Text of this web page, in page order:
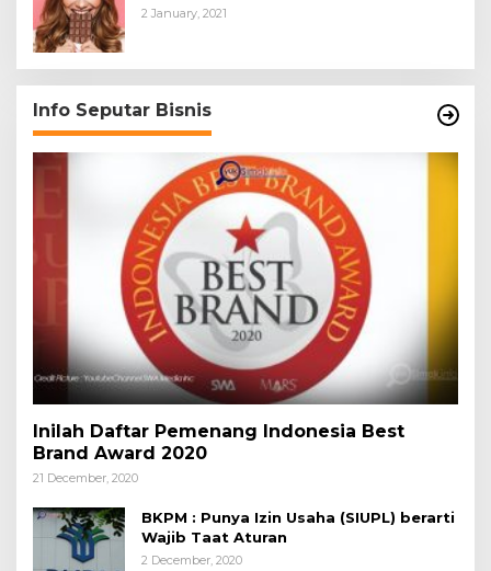
2 January, 2021
Info Seputar Bisnis
Inilah Daftar Pemenang Indonesia Best
Brand Award 2020
21 December, 2020
BKPM : Punya Izin Usaha (SIUPL) berarti
Wajib Taat Aturan
2 December, 2020